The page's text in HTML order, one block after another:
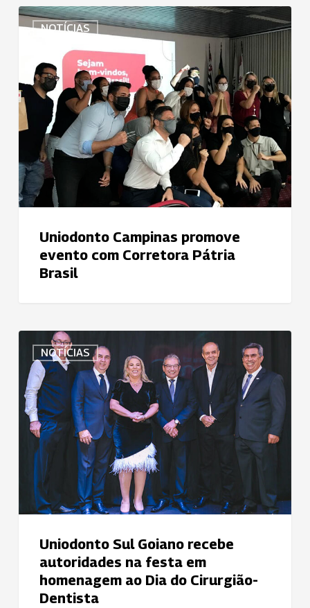
NOTÍCIAS
Uniodonto
Campinas
evento
com
Corretora
Pátria
Brasil
Uniodonto Campinas promove
evento com Corretora Pátria
Brasil
NOTÍCIAS
Uniodonto
Goiano
recebe
autoridades
festa
homenagem
Cirurgião-
Dentista
Uniodonto Sul Goiano recebe
autoridades na festa em
homenagem ao Dia do Cirurgião-
Dentista